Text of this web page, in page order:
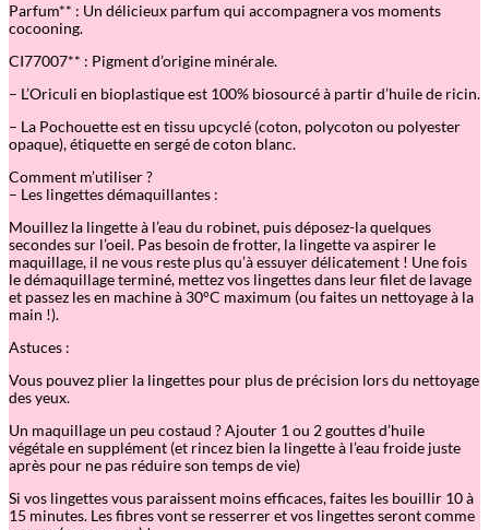
Parfum** : Un délicieux parfum qui accompagnera vos moments
cocooning.
CI77007** : Pigment d’origine minérale.
– L’Oriculi en bioplastique est 100% biosourcé à partir d’huile de ricin.
– La Pochouette est en tissu upcyclé (coton, polycoton ou polyester
opaque), étiquette en sergé de coton blanc.
Comment m’utiliser ?
– Les lingettes démaquillantes :
Mouillez la lingette à l’eau du robinet, puis déposez-la quelques
secondes sur l’oeil. Pas besoin de frotter, la lingette va aspirer le
maquillage, il ne vous reste plus qu’à essuyer délicatement ! Une fois
le démaquillage terminé, mettez vos lingettes dans leur filet de lavage
et passez les en machine à 30°C maximum (ou faites un nettoyage à la
main !).
Astuces :
Vous pouvez plier la lingettes pour plus de précision lors du nettoyage
des yeux.
Un maquillage un peu costaud ? Ajouter 1 ou 2 gouttes d’huile
végétale en supplément (et rincez bien la lingette à l’eau froide juste
après pour ne pas réduire son temps de vie)
Si vos lingettes vous paraissent moins efficaces, faites les bouillir 10 à
15 minutes. Les fibres vont se resserrer et vos lingettes seront comme